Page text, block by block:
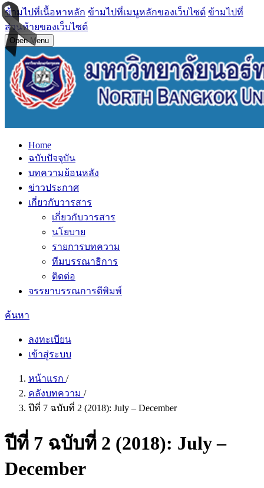
ข้ามไปที่เนื้อหาหลัก ข้ามไปที่เมนูหลักของเว็บไซต์ ข้ามไปที่
ส่วนท้ายของเว็บไซต์
Open Menu
Home
ฉบับปัจจุบัน
บทความย้อนหลัง
ข่าวประกาศ
เกี่ยวกับวารสาร
เกี่ยวกับวารสาร
นโยบาย
รายการบทความ
ทีมบรรณาธิการ
ติดต่อ
จรรยาบรรณการตีพิมพ์
ค้นหา
ลงทะเบียน
เข้าสู่ระบบ
หน้าแรก /
คลังบทความ /
ปีที่ 7 ฉบับที่ 2 (2018): July – December
ปีที่ 7 ฉบับที่ 2 (2018): July –
December